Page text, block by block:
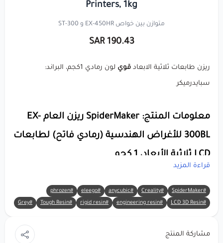
Printers, 1kg
متوازن بين خواص EX-450HR و ST-300
190.43 SAR
ريزن طابعات ثلاثية الابعاد قوي لون رمادي 1كجم، البراند:
سبايدرميكر
معلومات المنتج: SpiderMaker ريزن العام EX-
300BL للأغراض الهندسية (رمادي فاتح) لطابعات
LCD ثلاثية الأبعاد، 1 كجم
🔸 العلامة التجارية:SpiderMaker
🔸 المادة:ريزن فوتوبوليمر (هندسي عالي التحمل)
🔸 الوزن الصافي: 1 كجم
قراءة المزيد
#SpiderMaker
#Creality
#anycubic
#eleego
#phrozen
#LCD 3D Resin
#engineering resin
#rigid resin
#Tough Resin
#Grey
مشاركة المنتج